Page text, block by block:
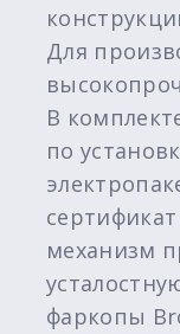
Для
В
по
механизм
фаркопы